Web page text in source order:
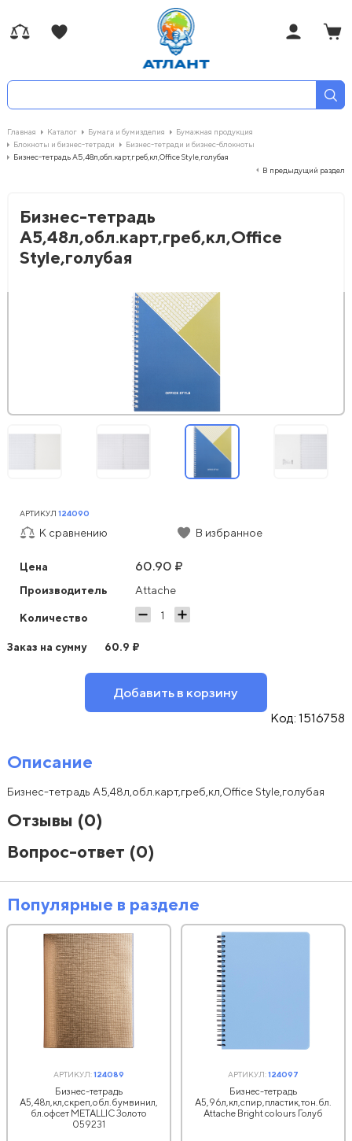
Главная Каталог Бумага и бумизделия
Бумажная продукция
Блокноты и бизнес-тетради
Бизнес-тетради и бизнес-блокноты
Бизнес-тетрадь А5,48л,обл.карт,греб,кл,Office Style,голубая
В предыдущий раздел
Бизнес-тетрадь
А5,48л,обл.карт,греб,кл,Office
Style,голубая
Цена 60.90 ₽
Производитель Attache
Количество
АРТИКУЛ 124090
К сравнению В избранное
Заказ на сумму 60.9 ₽
Добавить в корзину
Код: 1516758
Описание
Бизнес-тетрадь А5,48л,обл.карт,греб,кл,Office Style,голубая
Отзывы (0)
Вопрос-ответ (0)
Популярные в разделе
АРТИКУЛ:124089
Бизнес-тетрадь
А5,48л,кл,скреп,обл.бумвинил,
бл.офсет METALLIC Золото
059231
АРТИКУЛ:124097
Бизнес-тетрадь
А5,96л,кл,спир,пластик,тон.бл.
Attache Bright colours Голуб